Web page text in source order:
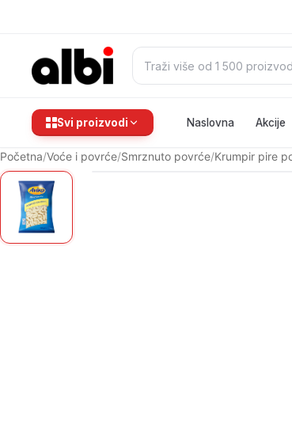
Pretraži:
Svi proizvodi Naslovna Akcije
Početna/Voće i povrće/Smrznuto povrće/Krumpir pire